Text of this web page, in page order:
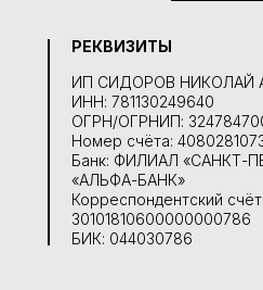
ИП СИДОРОВ НИКОЛАЙ
ИНН: 781130249640
ОГРН/ОГРНИП:
Номер счёта:
Банк: ФИЛИАЛ «САНКТ-
«АЛЬФА-БАНК»
Корреспондентский счёт:
30101810600000000786
БИК: 044030786
РЕКВИЗИТЫ